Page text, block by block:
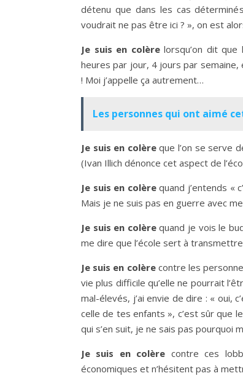
détenu que dans les cas
voudrait ne pas être ici ? », on est
Je suis en colèrelorsqu’on dit que
heures par jour, 4 jours par semaine,
! Moi j’appelle ça autrement…
Les personnes qui ont aimé
Je suis en colèreque l’on se serve
(Ivan Illich dénonce cet aspect de
Je suis en colèrequand j’entends «
Mais je ne suis pas en guerre avec
Je suis en colèrequand je vois le
me dire que l’école sert à
Je suis en colèrecontre les
vie plus difficile qu’elle ne pourrait
mal-élevés, j’ai envie de dire : « oui,
celle de tes enfants », c’est sûr que
qui s’en suit, je ne sais pas pourquoi
Je suis en colère contre ces
économiques et n’hésitent pas à